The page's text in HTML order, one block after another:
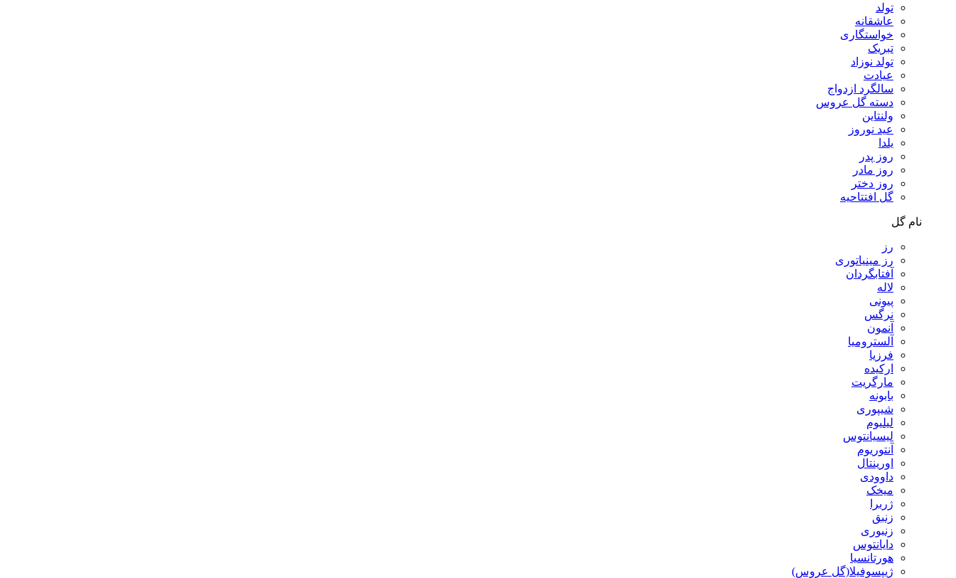
تولد
عاشقانه
خواستگاری
تبریک
تولد نوزاد
عیادت
سالگرد ازدواج
دسته گل عروس
ولنتاین
عید نوروز
یلدا
روز پدر
روز مادر
روز دختر
گل افتتاحیه
نام گل
رز
رز مینیاتوری
آفتابگردان
لاله
پیونی
نرگس
آنمون
آلسترومیا
فرزیا
ارکیده
مارگریت
بابونه
شیپوری
لیلیوم
لیسیانتوس
آنتوریوم
اورینتال
داوودی
میخک
ژربرا
زنبق
زنبوری
دایانتوس
هورتانسیا
ژیپسوفیلا(گل عروس)